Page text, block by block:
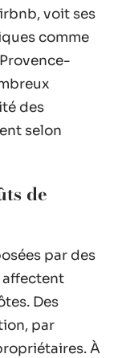
voit ses
comme
des
selon
de
par des
affectent
Des
par
À